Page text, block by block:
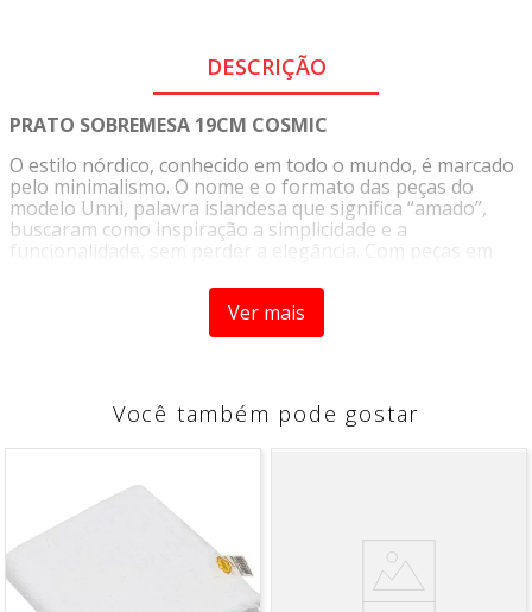
DESCRIÇÃO
PRATO SOBREMESA 19CM COSMIC
O estilo nórdico, conhecido em todo o mundo, é marcado
pelo minimalismo. O nome e o formato das peças do
modelo Unni, palavra islandesa que significa “amado”,
buscaram como inspiração a simplicidade e a
funcionalidade, sem perder a elegância. Com peças em
cremes. As mandalas são figuras geométricas que
buscam traduzir a relação entre o homem e o cosmo. Em
certas religiões, elas são consideradas um resumo da
em louças que transmitem suavidade e equilíbrio.
- Marca:Oxford
- Decoração:
Estampado
- Formato:
- Resistente a:
Micro-Ondas e Lava-Louças
Ver mais
Você também pode gostar